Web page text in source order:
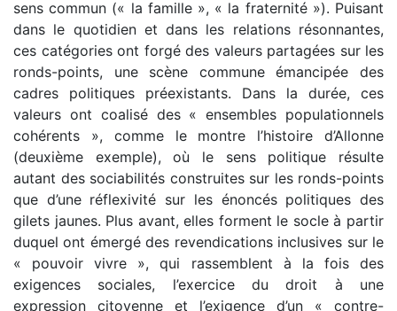
sens commun (« la famille », « la fraternité »). Puisant
dans le quotidien et dans les relations résonnantes,
ces catégories ont forgé des valeurs partagées sur les
ronds-points, une scène commune émancipée des
cadres politiques préexistants. Dans la durée, ces
valeurs ont coalisé des « ensembles populationnels
cohérents », comme le montre l’histoire d’Allonne
(deuxième exemple), où le sens politique résulte
autant des sociabilités construites sur les ronds-points
que d’une réflexivité sur les énoncés politiques des
gilets jaunes. Plus avant, elles forment le socle à partir
duquel ont émergé des revendications inclusives sur le
« pouvoir vivre », qui rassemblent à la fois des
exigences sociales, l’exercice du droit à une
expression citoyenne et l’exigence d’un « contre-